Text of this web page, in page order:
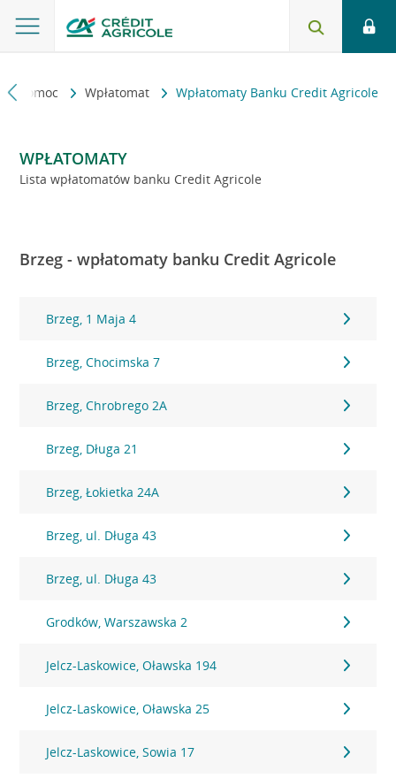
i pomoc Wpłatomat Wpłatomaty Banku Credit Agricole
WPŁATOMATY
Lista wpłatomatów banku Credit Agricole
Brzeg - wpłatomaty banku Credit Agricole
Brzeg, 1 Maja 4
Brzeg, Chocimska 7
Brzeg, Chrobrego 2A
Brzeg, Długa 21
Brzeg, Łokietka 24A
Brzeg, ul. Długa 43
Brzeg, ul. Długa 43
Grodków, Warszawska 2
Jelcz-Laskowice, Oławska 194
Jelcz-Laskowice, Oławska 25
Jelcz-Laskowice, Sowia 17